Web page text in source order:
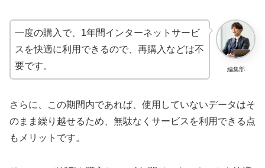
編集部
一度の購入で、1年間インターネットサービ
スを快適に利用できるので、再購入などは不
要です。
さらに、この期間内であれば、使用していないデータはそ
のまま繰り越せるため、無駄なくサービスを利用できる点
もメリットです。